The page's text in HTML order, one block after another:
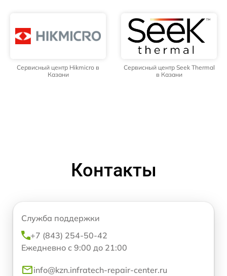
Сервисный центр Hikmicro в
Казани
Сервисный центр Seek Thermal
в Казани
Контакты
Служба поддержки
+7 (843) 254-50-42
Ежедневно с 9:00 до 21:00
info@kzn.infratech-repair-center.ru